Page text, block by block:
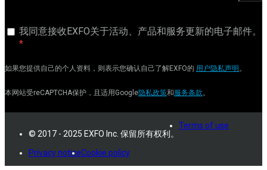
我同意接收EXFO关于活动、产品和服务更新的电子邮件。
如果您提供自己的个人资料，则表示您确认自己了解EXFO的 用户隐私声明 。
本网站受reCAPTCHA保护，且适用Google隐私政策和服务条款。
© 2017 - 2025 EXFO Inc. 保留所有权利。
Terms of use
Privacy noticeCookie policy